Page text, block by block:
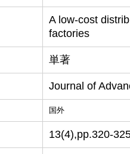
A low-cost
factories
単著
Journal of
国外
13(4),pp.320-